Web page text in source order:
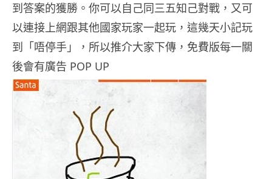
到答案的獲勝。你可以自己同三五知己對戰，又可
以連接上網跟其他國家玩家一起玩，這幾天小記玩
到「唔停手」，所以推介大家下傳，免費版每一關
後會有廣告 POP UP